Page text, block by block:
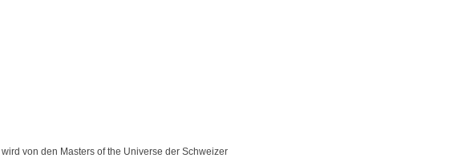
von den Masters of the Universe der Schweizer